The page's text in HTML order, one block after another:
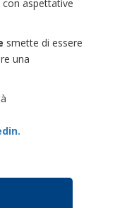
aspettative
smette di essere
una